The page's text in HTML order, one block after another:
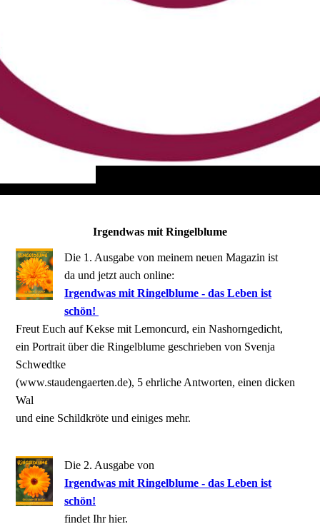
Irgendwas mit Ringelblume
Die 1. Ausgabe von meinem neuen Magazin ist
da und jetzt auch online:
Irgendwas mit Ringelblume - das Leben ist
schön!
Freut Euch auf Kekse mit Lemoncurd, ein Nashorngedicht,
ein Portrait über die Ringelblume geschrieben von Svenja
Schwedtke
(www.staudengaerten.de), 5 ehrliche Antworten, einen dicken
Wal
und eine Schildkröte und einiges mehr.
Die 2. Ausgabe von
Irgendwas mit Ringelblume - das Leben ist
schön!
findet Ihr hier.